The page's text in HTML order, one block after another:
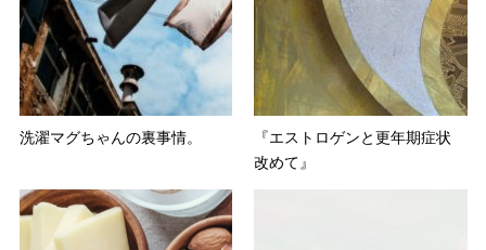
洗濯マグちゃんの裏事情。
『エストロゲンと更年期症状
改めて』